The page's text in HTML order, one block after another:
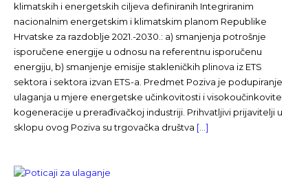
klimatskih i energetskih ciljeva definiranih Integriranim
nacionalnim energetskim i klimatskim planom Republike
Hrvatske za razdoblje 2021.-2030.: a) smanjenja potrošnje
isporučene energije u odnosu na referentnu isporučenu
energiju, b) smanjenje emisije stakleničkih plinova iz ETS
sektora i sektora izvan ETS-a. Predmet Poziva je podupiranje
ulaganja u mjere energetske učinkovitosti i visokoučinkovite
kogeneracije u prerađivačkoj industriji. Prihvatljivi prijavitelji u
sklopu ovog Poziva su trgovačka društva […]